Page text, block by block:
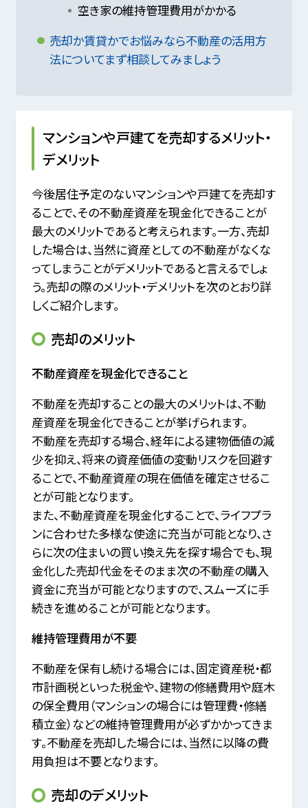
空き家の維持管理費用がかかる
売却か賃貸かでお悩みなら不動産の活用方
法についてまず相談してみましょう
マンションや戸建てを売却するメリット・
デメリット
今後居住予定のないマンションや戸建てを売却す
ることで、その不動産資産を現金化できることが
最大のメリットであると考えられます。一方、売却
した場合は、当然に資産としての不動産がなくな
ってしまうことがデメリットであると言えるでしょ
う。売却の際のメリット・デメリットを次のとおり詳
しくご紹介します。
売却のメリット
不動産資産を現金化できること
不動産を売却することの最大のメリットは、不動
産資産を現金化できることが挙げられます。
不動産を売却する場合、経年による建物価値の減
少を抑え、将来の資産価値の変動リスクを回避す
ることで、不動産資産の現在価値を確定させるこ
とが可能となります。
また、不動産資産を現金化することで、ライフプラ
ンに合わせた多様な使途に充当が可能となり、さ
らに次の住まいの買い換え先を探す場合でも、現
金化した売却代金をそのまま次の不動産の購入
資金に充当が可能となりますので、スムーズに手
続きを進めることが可能となります。
維持管理費用が不要
不動産を保有し続ける場合には、固定資産税・都
市計画税といった税金や、建物の修繕費用や庭木
の保全費用（マンションの場合には管理費・修繕
積立金）などの維持管理費用が必ずかかってきま
す。不動産を売却した場合には、当然に以降の費
用負担は不要となります。
売却のデメリット